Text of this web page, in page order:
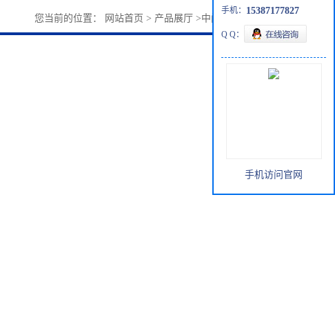
您当前的位置： 网站首页 > 产品展厅 >中间体
手机： 15387177827
Q Q：
手机访问官网